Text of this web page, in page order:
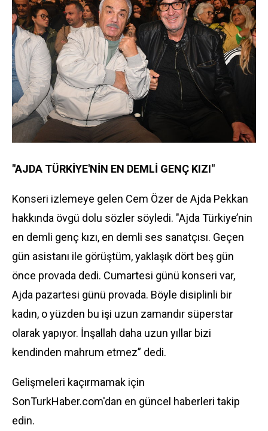
"AJDA TÜRKİYE'NİN EN DEMLİ GENÇ KIZI"
Konseri izlemeye gelen Cem Özer de Ajda Pekkan
hakkında övgü dolu sözler söyledi. "Ajda Türkiye’nin
en demli genç kızı, en demli ses sanatçısı. Geçen
gün asistanı ile görüştüm, yaklaşık dört beş gün
önce provada dedi. Cumartesi günü konseri var,
Ajda pazartesi günü provada. Böyle disiplinli bir
kadın, o yüzden bu işi uzun zamandır süperstar
olarak yapıyor. İnşallah daha uzun yıllar bizi
kendinden mahrum etmez” dedi.
Gelişmeleri kaçırmamak için
SonTurkHaber.com'dan en güncel haberleri takip
edin.